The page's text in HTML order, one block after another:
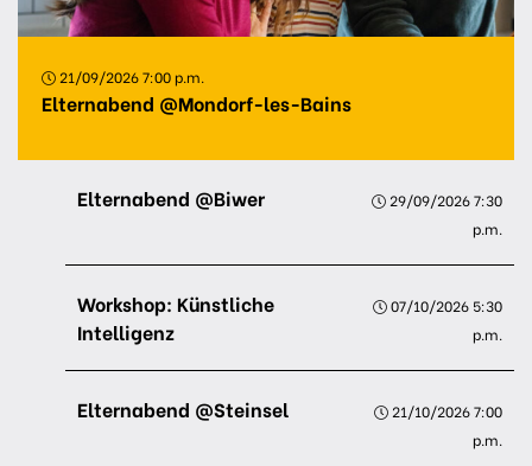
21/09/2026 7:00 p.m.
Elternabend @Mondorf-les-Bains
Elternabend @Biwer
29/09/2026 7:30
p.m.
Workshop: Künstliche
Intelligenz
07/10/2026 5:30
p.m.
Elternabend @Steinsel
21/10/2026 7:00
p.m.